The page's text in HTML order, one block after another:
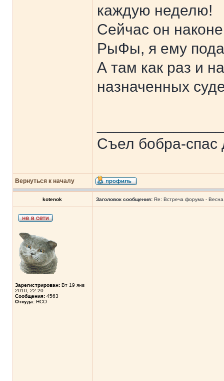
каждую неделю!
Сейчас он
РыФы, я ему
А там как раз и
назначенных
Съел бобра-спас
Вернуться к началу
kotenok Заголовок сообщения: Re: Встреча форума -
Зарегистрирован: Вт 19 янв
2010, 22:20
Сообщения: 4563
Откуда: НСО